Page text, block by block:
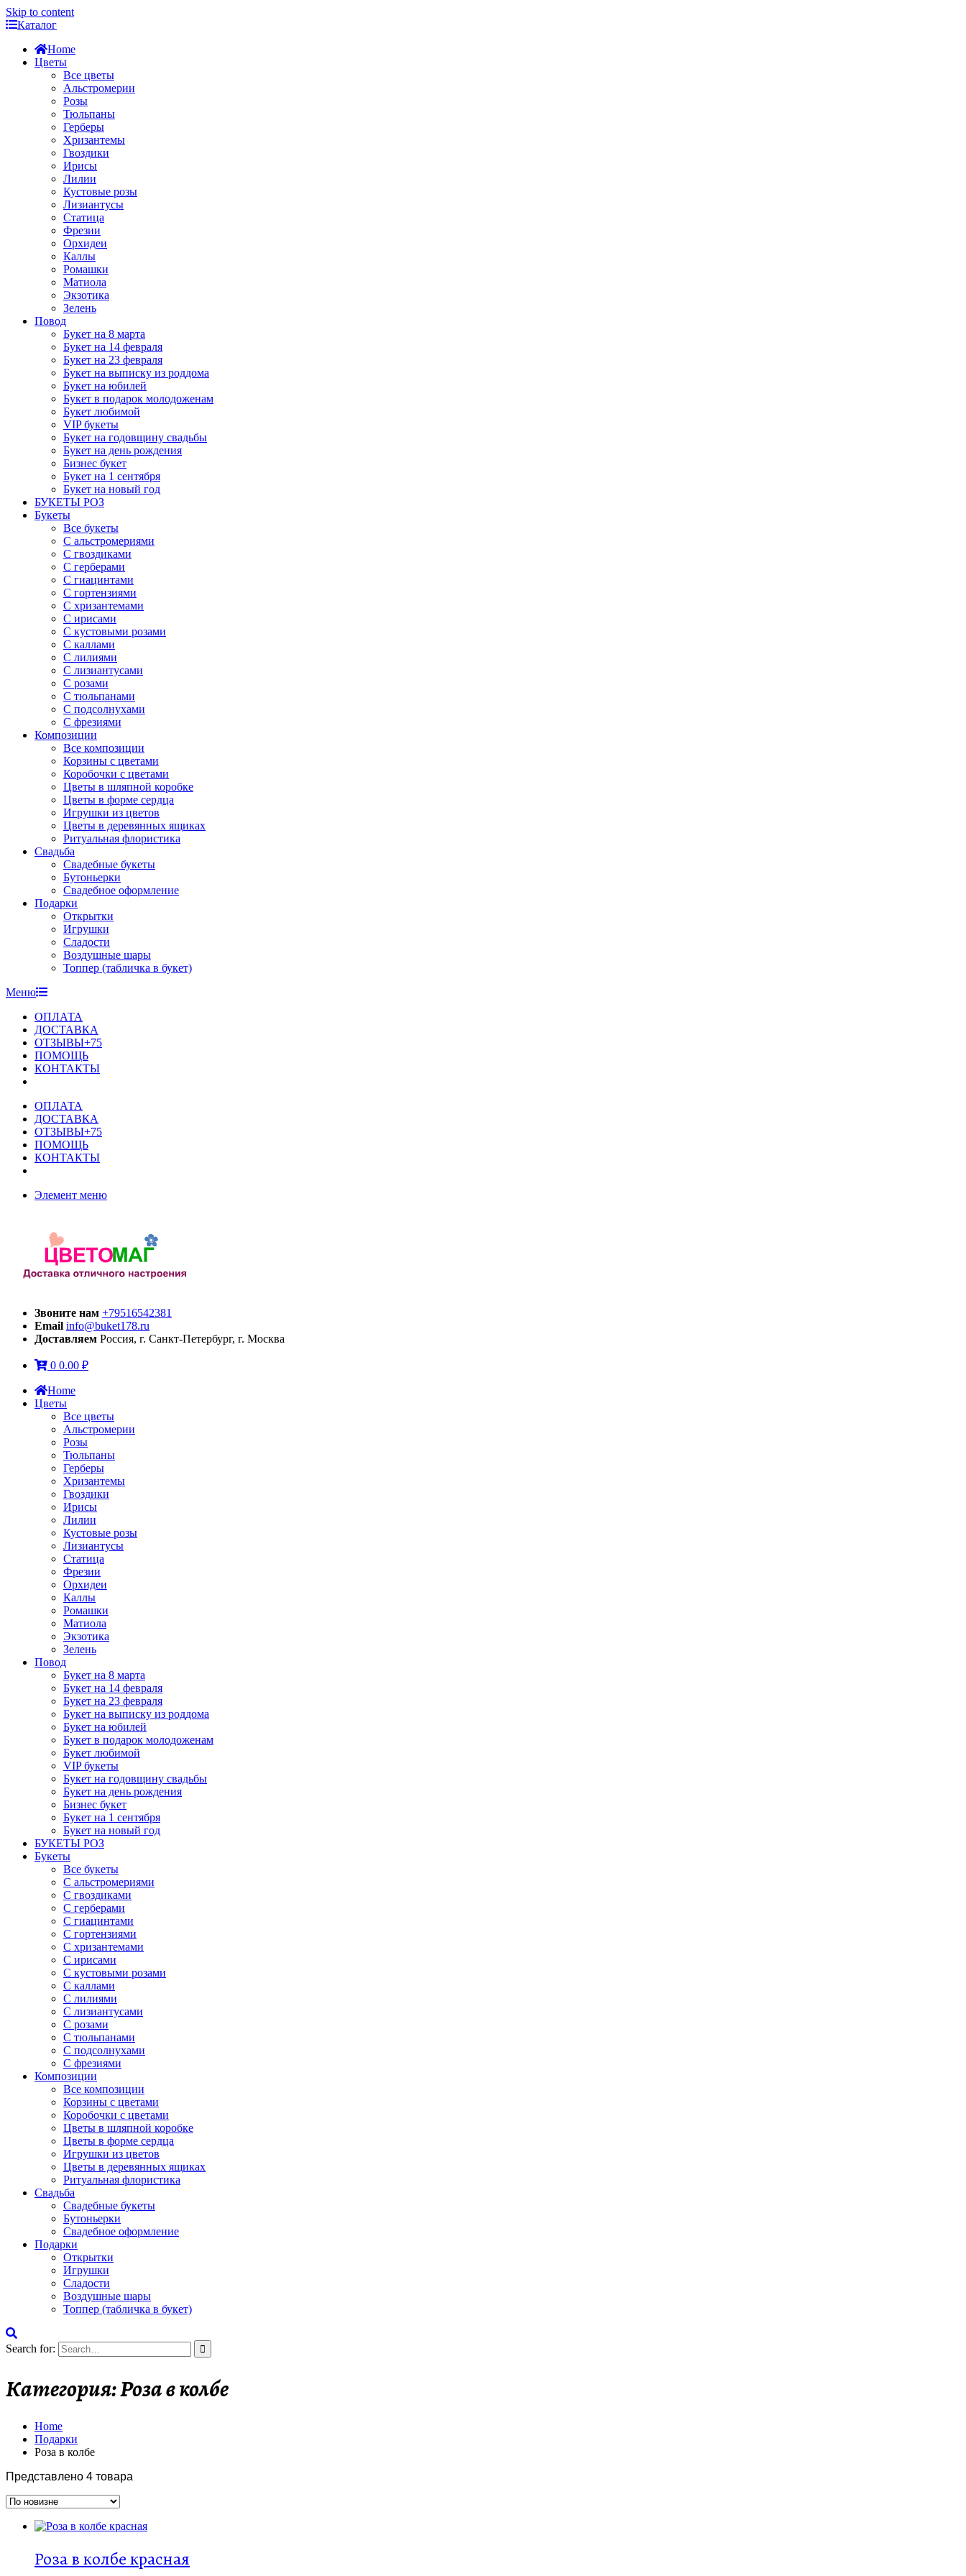
Skip to content
Каталог
Home
Цветы
Все цветы
Альстромерии
Розы
Тюльпаны
Герберы
Хризантемы
Гвоздики
Ирисы
Лилии
Кустовые розы
Лизиантусы
Статица
Фрезии
Орхидеи
Каллы
Ромашки
Матиола
Экзотика
Зелень
Повод
Букет на 8 марта
Букет на 14 февраля
Букет на 23 февраля
Букет на выписку из роддома
Букет на юбилей
Букет в подарок молодоженам
Букет любимой
VIP букеты
Букет на годовщину свадьбы
Букет на день рождения
Бизнес букет
Букет на 1 сентября
Букет на новый год
БУКЕТЫ РОЗ
Букеты
Все букеты
С альстромериями
С гвоздиками
С герберами
С гиацинтами
С гортензиями
С хризантемами
С ирисами
С кустовыми розами
С каллами
С лилиями
С лизиантусами
С розами
С тюльпанами
С подсолнухами
С фрезиями
Композиции
Все композиции
Корзины с цветами
Коробочки с цветами
Цветы в шляпной коробке
Цветы в форме сердца
Игрушки из цветов
Цветы в деревянных ящиках
Ритуальная флористика
Свадьба
Свадебные букеты
Бутоньерки
Свадебное оформление
Подарки
Открытки
Игрушки
Сладости
Воздушные шары
Топпер (табличка в букет)
Меню
ОПЛАТА
ДОСТАВКА
ОТЗЫВЫ+75
ПОМОЩЬ
КОНТАКТЫ
ОПЛАТА
ДОСТАВКА
ОТЗЫВЫ+75
ПОМОЩЬ
КОНТАКТЫ
Элемент меню
Звоните нам +79516542381
Email info@buket178.ru
Доставляем Россия, г. Санкт-Петербург, г. Москва
0 0.00 ₽
Home
Цветы
Все цветы
Альстромерии
Розы
Тюльпаны
Герберы
Хризантемы
Гвоздики
Ирисы
Лилии
Кустовые розы
Лизиантусы
Статица
Фрезии
Орхидеи
Каллы
Ромашки
Матиола
Экзотика
Зелень
Повод
Букет на 8 марта
Букет на 14 февраля
Букет на 23 февраля
Букет на выписку из роддома
Букет на юбилей
Букет в подарок молодоженам
Букет любимой
VIP букеты
Букет на годовщину свадьбы
Букет на день рождения
Бизнес букет
Букет на 1 сентября
Букет на новый год
БУКЕТЫ РОЗ
Букеты
Все букеты
С альстромериями
С гвоздиками
С герберами
С гиацинтами
С гортензиями
С хризантемами
С ирисами
С кустовыми розами
С каллами
С лилиями
С лизиантусами
С розами
С тюльпанами
С подсолнухами
С фрезиями
Композиции
Все композиции
Корзины с цветами
Коробочки с цветами
Цветы в шляпной коробке
Цветы в форме сердца
Игрушки из цветов
Цветы в деревянных ящиках
Ритуальная флористика
Свадьба
Свадебные букеты
Бутоньерки
Свадебное оформление
Подарки
Открытки
Игрушки
Сладости
Воздушные шары
Топпер (табличка в букет)
Search for:
Категория:Роза в колбе
Home
Подарки
Роза в колбе
Представлено 4 товара
Роза в колбе красная